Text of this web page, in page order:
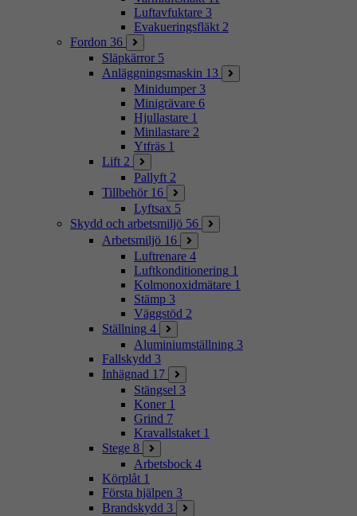
Luftavfuktare 3
Evakueringsfläkt 2
Fordon 36
Släpkärror 5
Anläggningsmaskin 13
Minidumper 3
Minigrävare 6
Hjullastare 1
Minilastare 2
Ytfräs 1
Lift 2
Pallyft 2
Tillbehör 16
Lyftsax 5
Skydd och arbetsmiljö 56
Arbetsmiljö 16
Luftrenare 4
Luftkonditionering 1
Kolmonoxidmätare 1
Stämp 3
Väggstöd 2
Ställning 4
Aluminiumställning 3
Fallskydd 3
Inhägnad 17
Stängsel 3
Koner 1
Grind 7
Kravallstaket 1
Stege 8
Arbetsbock 4
Körplåt 1
Första hjälpen 3
Brandskydd 3